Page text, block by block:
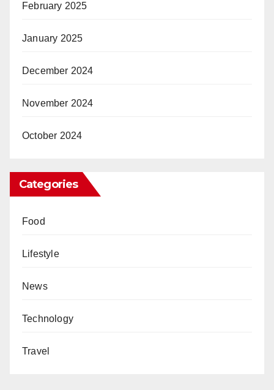
February 2025
January 2025
December 2024
November 2024
October 2024
Categories
Food
Lifestyle
News
Technology
Travel